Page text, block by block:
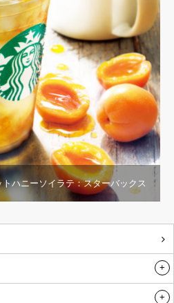
トハニーソイラテ：スターバックス